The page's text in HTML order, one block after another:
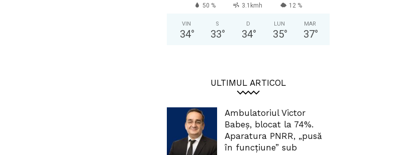
50 % 3.1kmh 12 %
VIN
34°
S
33°
D
34°
LUN
35°
MAR
37°
ULTIMUL ARTICOL
Ambulatoriul Victor
Babeș, blocat la 74%.
Aparatura PNRR, „pusă
în funcțiune” sub